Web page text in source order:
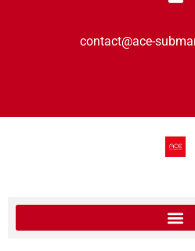
contact@ace-